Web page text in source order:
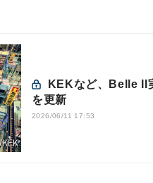
を更新
2026/06/11 17:53